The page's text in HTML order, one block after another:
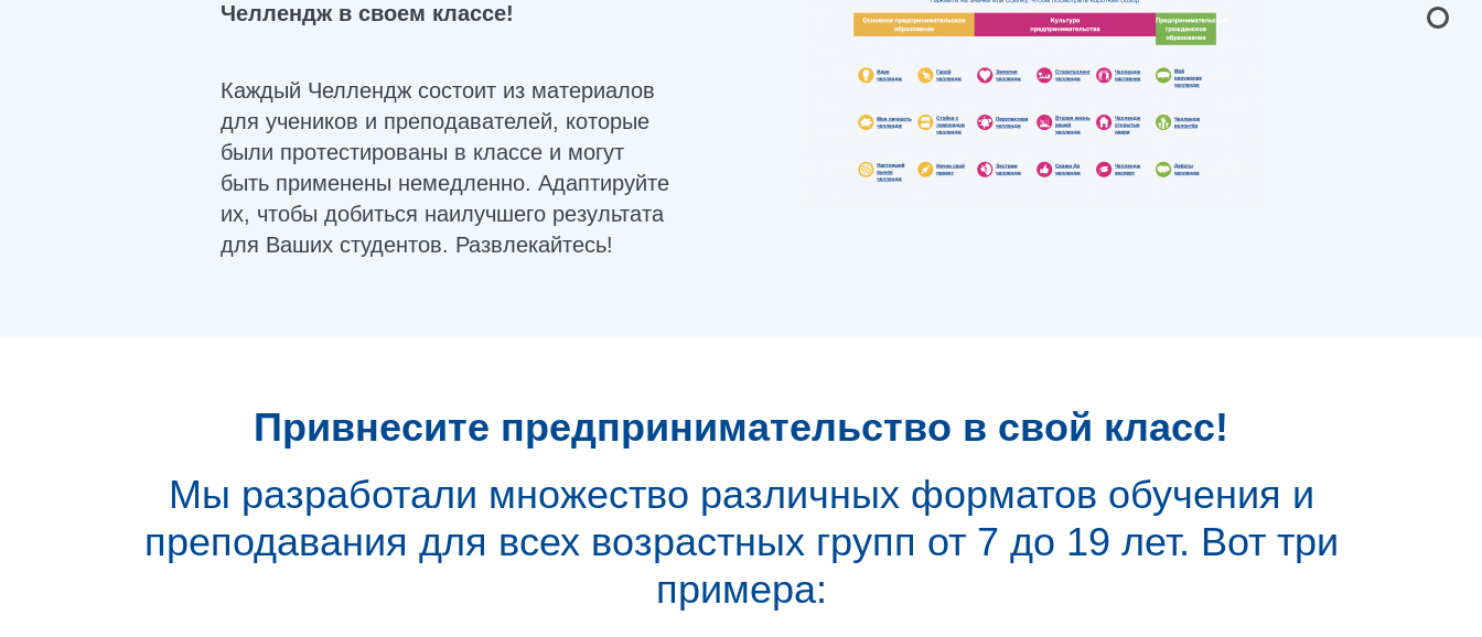
Челлендж в своем классе!
Каждый Челлендж состоит из материалов
для учеников и преподавателей, которые
были протестированы в классе и могут
быть применены немедленно. Адаптируйте
их, чтобы добиться наилучшего результата
для Ваших студентов. Развлекайтесь!
Привнесите предпринимательство в свой класс!
Мы разработали множество различных форматов обучения и
преподавания для всех возрастных групп от 7 до 19 лет. Вот три
примера: